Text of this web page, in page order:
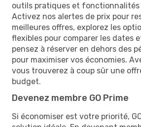
outils pratiques et fonctionnalités
Activez nos alertes de prix pour
meilleures offres, explorez les
flexibles pour comparer les dates
pensez à réserver en dehors des
pour maximiser vos économies.
vous trouverez à coup sûr une
budget.
Devenez membre GO Prime
Si économiser est votre priorité,